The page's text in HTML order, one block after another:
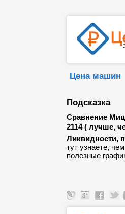
Цена машин
Подсказка
Сравнение
2114 ( лучше,
Ликвидности,
тут узнаете,
полезные